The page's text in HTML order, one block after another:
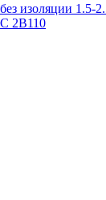
изоляции 1.5-
2B110